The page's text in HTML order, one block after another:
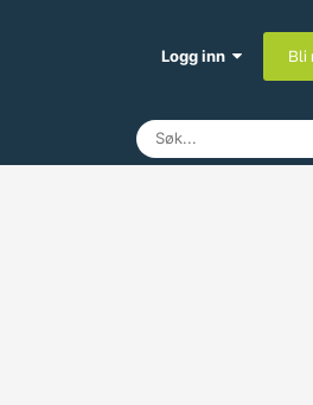
Logg inn Bli